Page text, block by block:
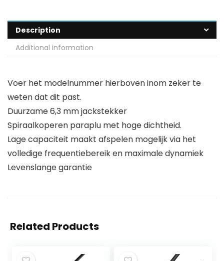
Description
Additional information
Voer het modelnummer hierboven inom zeker te
weten dat dit past.
Duurzame 6,3 mm jackstekker
Spiraalkoperen paraplu met hoge dichtheid.
Lage capaciteit maakt afspelen mogelijk via het
volledige frequentiebereik en maximale dynamiek
Levenslange garantie
Related Products